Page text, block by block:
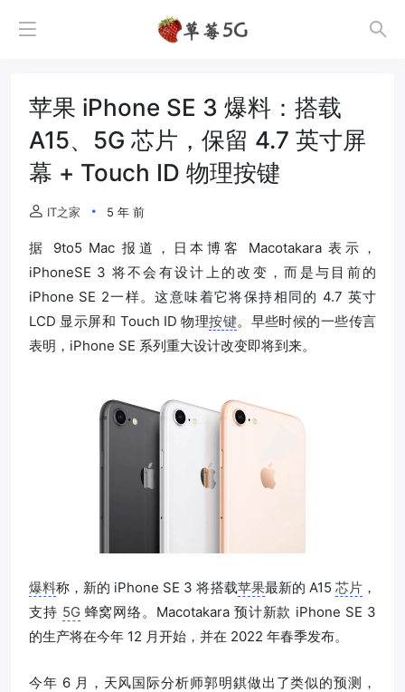
苹果 iPhone SE 3 爆料：搭载
A15、5G 芯片，保留 4.7 英寸屏
幕 + Touch ID 物理按键
IT之家 5 年 前
据 9to5 Mac 报道，日本博客 Macotakara 表示，
iPhoneSE 3 将不会有设计上的改变，而是与目前的
iPhone SE 2一样。这意味着它将保持相同的 4.7 英寸
LCD 显示屏和 Touch ID 物理按键。早些时候的一些传言
表明，iPhone SE 系列重大设计改变即将到来。
爆料称，新的 iPhone SE 3 将搭载苹果最新的 A15 芯片 ，
支持 5G蜂窝网络。Macotakara 预计新款 iPhone SE 3
的生产将在今年 12 月开始，并在 2022 年春季发布。
今年 6 月，天风国际分析师郭明錤做出了类似的预测，